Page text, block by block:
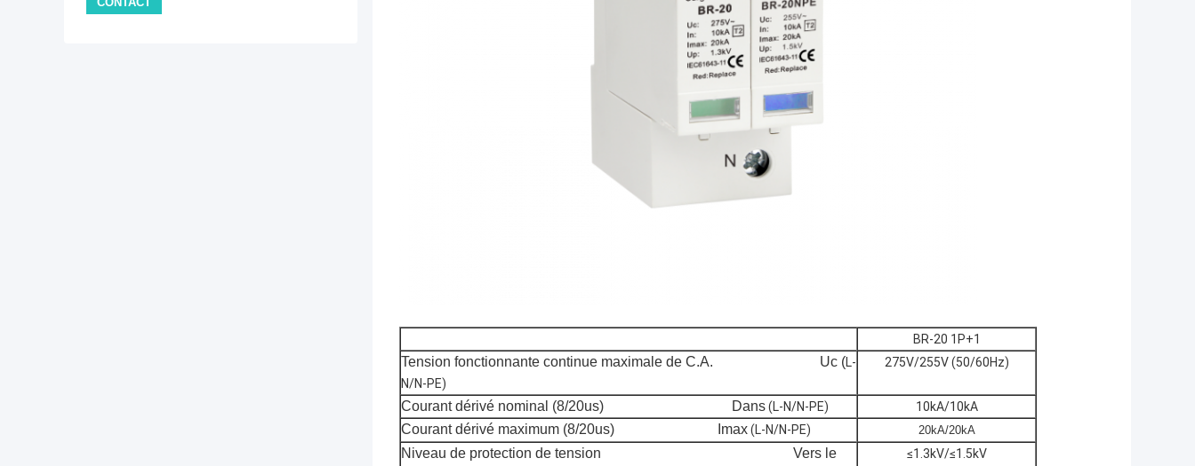
BR-20 1P+1
Tension fonctionnante continue maximale de C.A. Uc (L-
N/N-PE)
275V/255V (50/60Hz)
Courant dérivé nominal (8/20us) Dans(L-N/N-PE) 10kA/10kA
Courant dérivé maximum (8/20us) Imax(L-N/N-PE) 20kA/20kA
Niveau de protection de tension Vers le
≤1.3kV/≤1.5kV